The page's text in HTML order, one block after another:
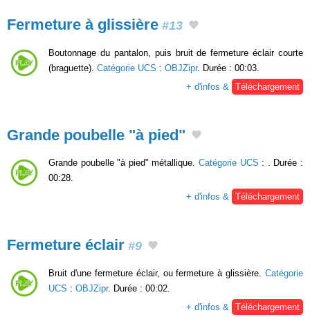
Fermeture à glissière #13
Boutonnage du pantalon, puis bruit de fermeture éclair courte
(braguette). Catégorie UCS : OBJZipr. Durée : 00:03.
+ d'infos &
Téléchargement
Grande poubelle "à pied"
Grande poubelle "à pied" métallique. Catégorie UCS : . Durée :
00:28.
+ d'infos & Téléchargement
Fermeture éclair #9
Bruit d'une fermeture éclair, ou fermeture à glissière. Catégorie
UCS : OBJZipr. Durée : 00:02.
+ d'infos &
Téléchargement